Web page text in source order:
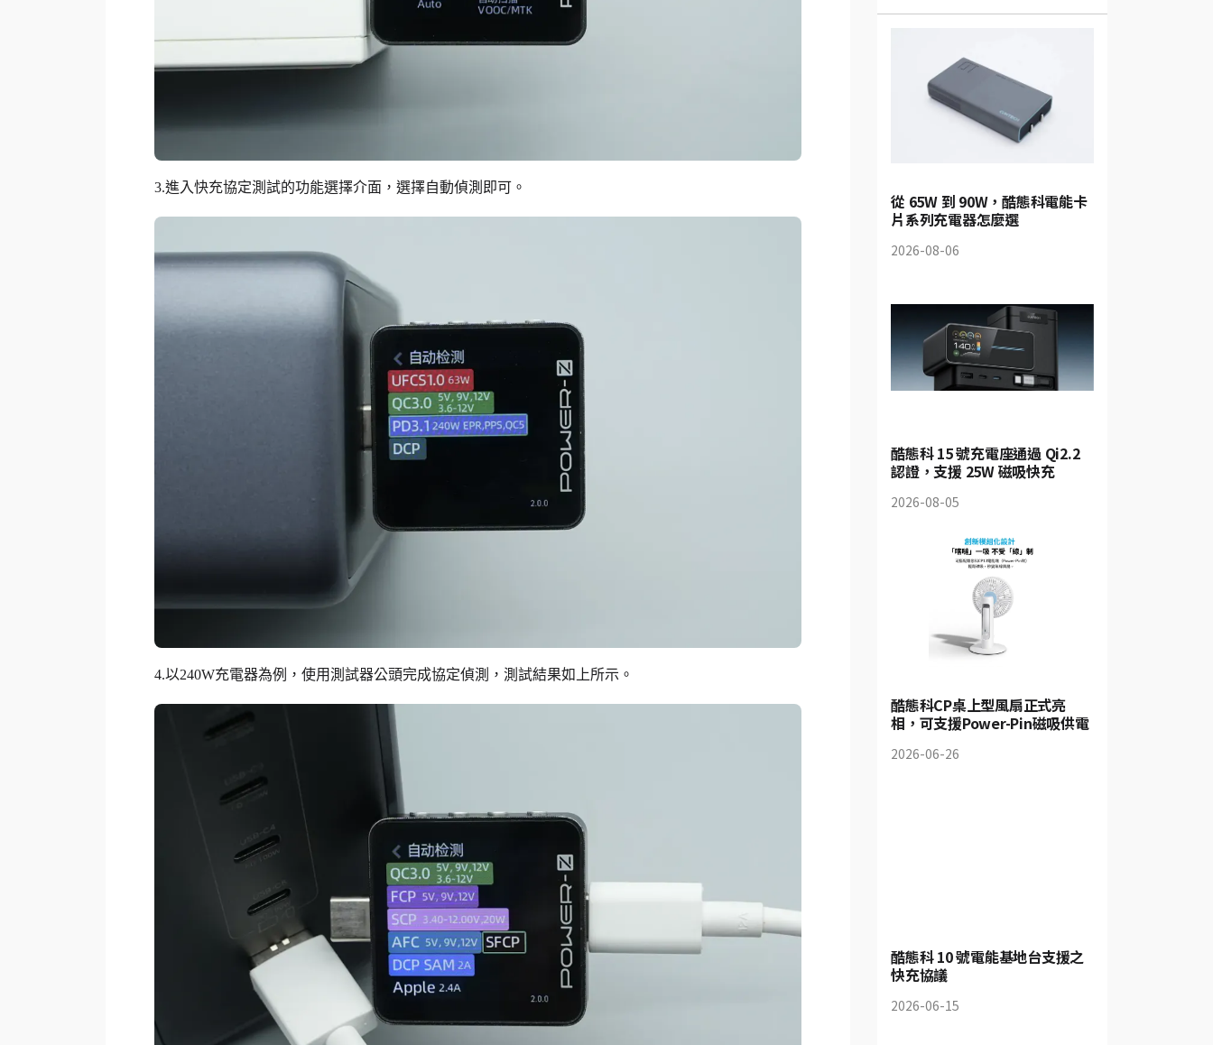
3.進入快充協定測試的功能選擇介面，選擇自動偵測即可。
4.以240W充電器為例，使用測試器公頭完成協定偵測，測試結果如上所示。
從 65W 到 90W，酷態科電能卡
片系列充電器怎麼選
2026-08-06
酷態科 15 號充電座通過 Qi2.2
認證，支援 25W 磁吸快充
2026-08-05
酷態科CP桌上型風扇正式亮
相，可支援Power-Pin磁吸供電
2026-06-26
酷態科 10 號電能基地台支援之
快充協議
2026-06-15